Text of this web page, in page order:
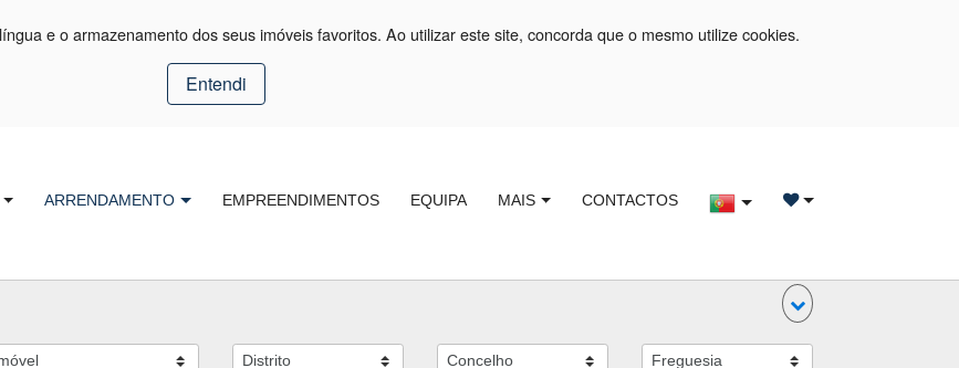
e o armazenamento dos seus imóveis favoritos. Ao utilizar este site, concorda que o mesmo utilize cookies.
Entendi
ARRENDAMENTO EMPREENDIMENTOS EQUIPA MAIS CONTACTOS